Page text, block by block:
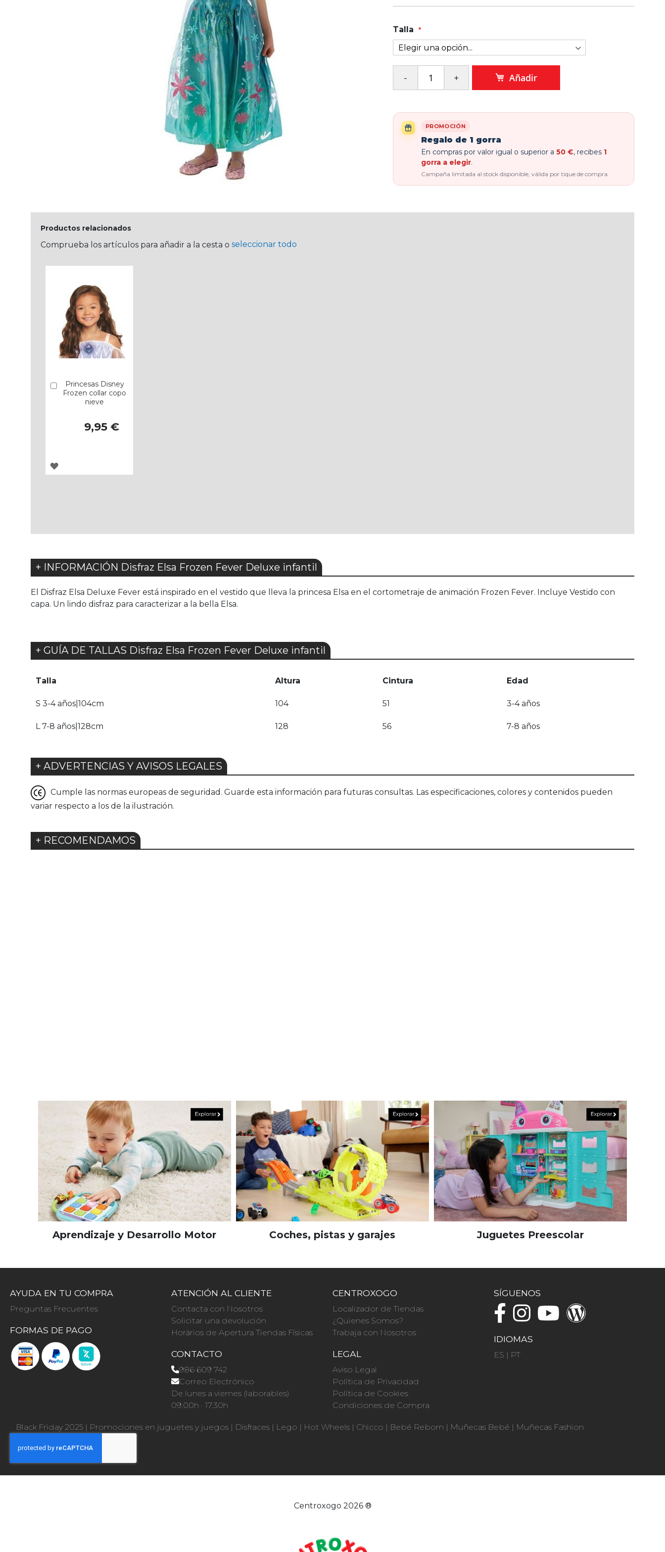
Talla
Añadir
PROMOCIÓN
Regalo de 1 gorra
En compras por valor igual o superior a 50 €, recibes 1
gorra a elegir.
Campaña limitada al stock disponible, válida por tique de compra.
Productos relacionados
Comprueba los artículos para añadir a la cesta o seleccionar todo
Princesas Disney
Frozen collar copo
nieve
9,95 €
Añadir
AGREGAR
+ INFORMACIÓN Disfraz Elsa Frozen Fever Deluxe infantil
El Disfraz Elsa Deluxe Fever está inspirado en el vestido que lleva la princesa Elsa en el cortometraje de animación Frozen Fever. Incluye Vestido con
capa. Un lindo disfraz para caracterizar a la bella Elsa.
+ GUÍA DE TALLAS Disfraz Elsa Frozen Fever Deluxe infantil
Talla Altura Cintura Edad
S 3-4 años|104cm 104 51 3-4 años
L 7-8 años|128cm 128 56 7-8 años
+ ADVERTENCIAS Y AVISOS LEGALES
Cumple las normas europeas de seguridad. Guarde esta información para futuras consultas. Las especificaciones, colores y contenidos pueden
variar respecto a los de la ilustración.
+ RECOMENDAMOS
Aprendizaje y Desarrollo Motor Coches, pistas y garajes Juguetes Preescolar
AYUDA EN TU COMPRA
Preguntas Frecuentes
FORMAS DE PAGO
ATENCIÓN AL CLIENTE
Contacta con Nosotros
Solicitar una devolución
Horários de Apertura Tiendas Físicas
CONTACTO
986 609 742
Correo Electrónico
De lunes a viernes (laborables)
09.00h · 17.30h
CENTROXOGO
Localizador de Tiendas
¿Quienes Somos?
Trabaja con Nosotros
LEGAL
Aviso Legal
Política de Privacidad
Política de Cookies
Condiciones de Compra
SÍGUENOS
IDIOMAS
ES | PT
Black Friday 2025 | Promociones en juguetes y juegos | Disfraces | Lego | Hot Wheels | Chicco | Bebé Reborn | Muñecas Bebé | Muñecas Fashion
Centroxogo 2026 ®